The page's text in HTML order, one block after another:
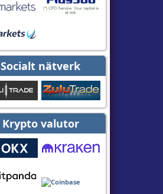
Socialt nätverk
Krypto valutor